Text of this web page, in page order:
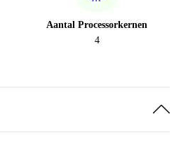
Aantal Processorkernen
4